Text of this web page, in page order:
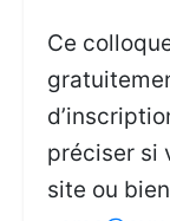
Ce
préciser si
site ou